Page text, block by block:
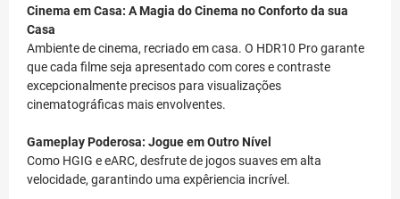
Cinema em Casa: A Magia do Cinema no Conforto da sua
Casa
Ambiente de cinema, recriado em casa. O HDR10 Pro garante
que cada filme seja apresentado com cores e contraste
excepcionalmente precisos para visualizações
cinematográficas mais envolventes.
Gameplay Poderosa: Jogue em Outro Nível
Como HGIG e eARC, desfrute de jogos suaves em alta
velocidade, garantindo uma expêriencia incrível.